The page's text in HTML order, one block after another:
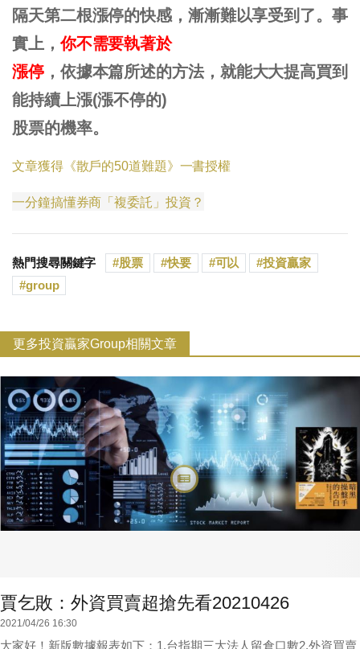
隔天第二根漲停的快感，漸漸難以享受到了。事
實上，你不需要執著於
漲停，依據本篇所述的方法，就能大大提高買到
能持續上漲(漲不停的)
股票的機率。
文章獲得《散戶的50道難題》一書授權
一分鐘搞懂券商「複委託」投資？
熱門搜尋關鍵字 股票 快要 可以
投資贏家
group
更多投資贏家Group相關文章
賈乞敗：外資買賣超搶先看20210426
2021/04/26 16:30
大家好！新版數據報表如下：1.台指期三大法人留倉口數2.外資買賣